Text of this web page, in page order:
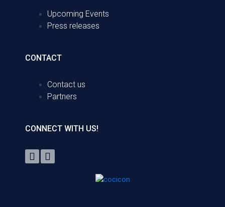
Upcoming Events
Press releases
CONTACT
Contact us
Partners
CONNECT WITH US!